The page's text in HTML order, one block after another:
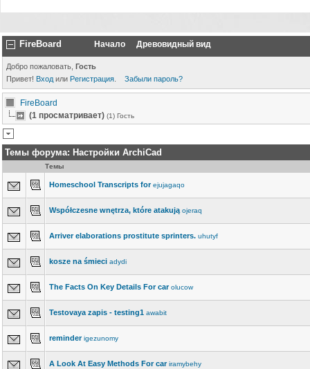
FireBoard Начало Древовидный вид
Добро пожаловать, Гость
Привет! Вход или Регистрация Забыли пароль?
FireBoard
(1 просматривает) (1) Гость
Темы форума: Настройки ArchiCad
Темы
Homeschool Transcripts for ejujagaqo
Współczesne wnętrza, które atakują ojeraq
Arriver elaborations prostitute sprinters. uhutyf
kosze na śmieci adydi
The Facts On Key Details For car olucow
Testovaya zapis - testing1 awabit
reminder igezunomy
A Look At Easy Methods For car iramybehy